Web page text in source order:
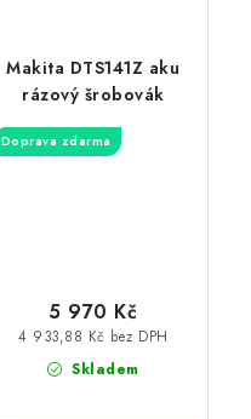
Makita DTS141Z aku
rázový šrobovák
Doprava zdarma
Skladem
4 933,88 Kč bez DPH
5 970 Kč